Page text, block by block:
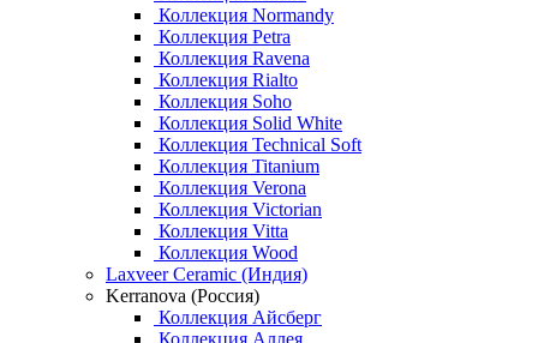
Коллекция Normandy
Коллекция Petra
Коллекция Ravena
Коллекция Rialto
Коллекция Soho
Коллекция Solid White
Коллекция Technical Soft
Коллекция Titanium
Коллекция Verona
Коллекция Victorian
Коллекция Vitta
Коллекция Wood
Laxveer Ceramic (Индия)
Kerranova (Россия)
Коллекция Айсберг
Коллекция Аллея